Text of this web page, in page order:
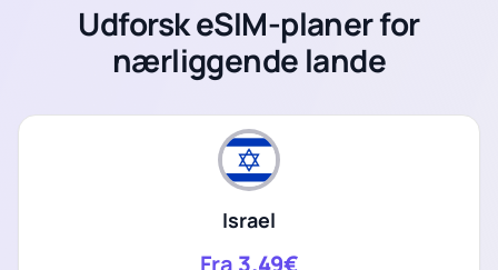
Udforsk eSIM-planer for
nærliggende lande
Israel
Fra 3.49€